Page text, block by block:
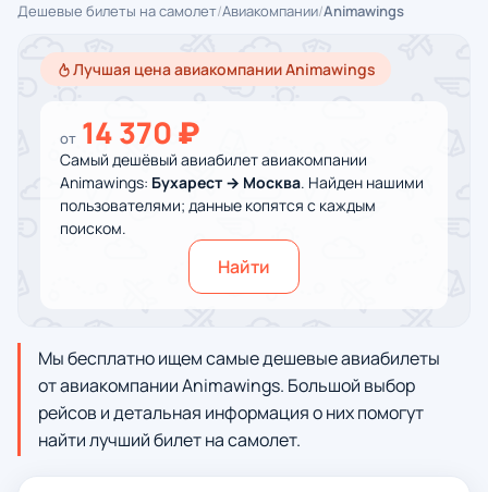
Дешевые билеты на самолет/Авиакомпании/Animawings
Лучшая цена авиакомпании Animawings
от 14 370 ₽
Самый дешёвый авиабилет авиакомпании
Animawings: Бухарест → Москва. Найден нашими
пользователями; данные копятся с каждым
поиском.
Найти
Мы бесплатно ищем самые дешевые авиабилеты
от авиакомпании Animawings. Большой выбор
рейсов и детальная информация о них помогут
найти лучший билет на самолет.